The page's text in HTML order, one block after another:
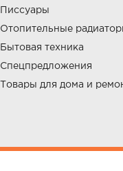
Писсуары
Отопительные
Бытовая техника
Спецпредложения
Товары для дома и